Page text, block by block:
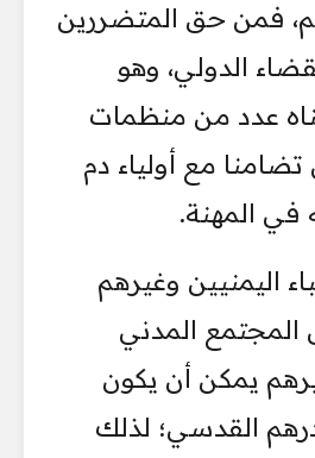
فمن حق المتضررين
الدولي، وهو
عدد من منظمات
مع أولياء دم
في المهنة.
اليمنيين وغيرهم
المجتمع المدني
يمكن أن يكون
القدسي؛ لذلك